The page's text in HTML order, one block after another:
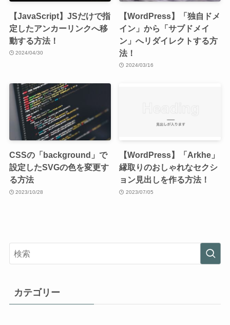
【JavaScript】JSだけで指
定したアンカーリンクへ移
動する方法！
2024/04/30
【WordPress】「独自ドメ
イン」から「サブドメイ
ン」へリダイレクトする方
法！
2024/03/16
CSSの「background」で
設定したSVGの色を変更す
る方法
2023/10/28
【WordPress】「Arkhe」
縁取りのおしゃれなセクシ
ョン見出しを作る方法！
2023/07/05
カテゴリー